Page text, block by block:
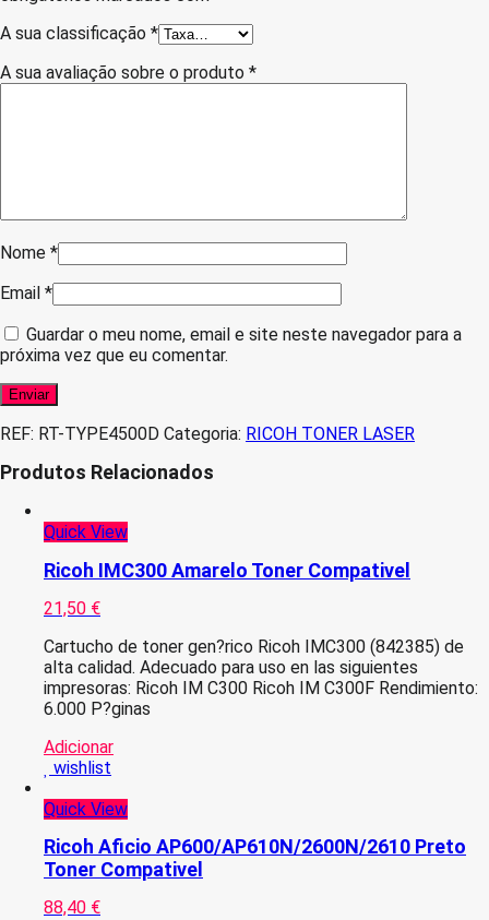
A sua classificação *
A sua avaliação sobre o produto *
Nome *
Email *
Guardar o meu nome, email e site neste navegador para a
próxima vez que eu comentar.
REF: RT-TYPE4500D Categoria: RICOH TONER LASER
Produtos Relacionados
Quick View
Ricoh IMC300 Amarelo Toner Compativel
21,50 €
Cartucho de toner gen?rico Ricoh IMC300 (842385) de
alta calidad. Adecuado para uso en las siguientes
impresoras: Ricoh IM C300 Ricoh IM C300F Rendimiento:
6.000 P?ginas
Adicionar
wishlist
Quick View
Ricoh Aficio AP600/AP610N/2600N/2610 Preto
Toner Compativel
88,40 €